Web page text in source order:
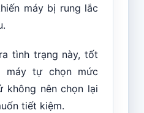
máy bị rung lắc
tình trạng này, tốt
máy tự chọn mức
không nên chọn lại
tiết kiệm.